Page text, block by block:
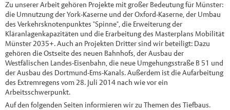
Zu unserer Arbeit gehören Projekte mit großer Bedeutung für Münster:
die Umnutzung der York-Kaserne und der Oxford-Kaserne, der Umbau
des Verkehrsknotenpunktes "Spinne", die Erweiterung der
Kläranlagenkapazitäten und die Erarbeitung des Masterplans Mobilität
Münster 2035+. Auch an Projekten Dritter sind wir beteiligt: Dazu
gehören die Ostseite des neuen Bahnhofs, der Ausbau der
Westfälischen Landes-Eisenbahn, die neue Umgehungsstraße B 51 und
der Ausbau des Dortmund-Ems-Kanals. Außerdem ist die Aufarbeitung
des Extremregens vom 28. Juli 2014 nach wie vor ein
Arbeitsschwerpunkt.
Auf den folgenden Seiten informieren wir zu Themen des Tiefbaus.